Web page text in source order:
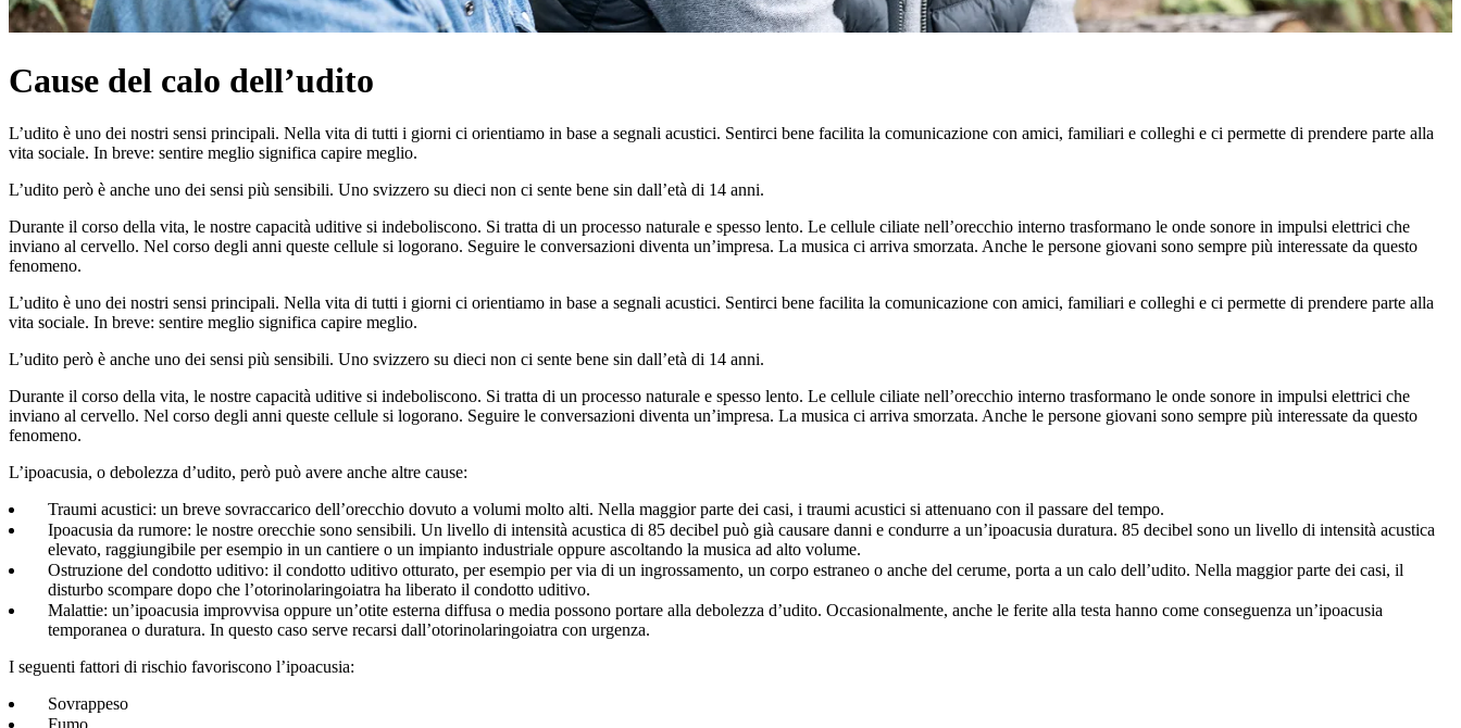
Cause del calo dell’udito
L’udito è uno dei nostri sensi principali. Nella vita di tutti i giorni ci orientiamo in base a segnali acustici. Sentirci bene facilita la comunicazione con amici, familiari e colleghi e ci permette di prendere parte alla
vita sociale. In breve: sentire meglio significa capire meglio.
L’udito però è anche uno dei sensi più sensibili. Uno svizzero su dieci non ci sente bene sin dall’età di 14 anni.
Durante il corso della vita, le nostre capacità uditive si indeboliscono. Si tratta di un processo naturale e spesso lento. Le cellule ciliate nell’orecchio interno trasformano le onde sonore in impulsi elettrici che
inviano al cervello. Nel corso degli anni queste cellule si logorano. Seguire le conversazioni diventa un’impresa. La musica ci arriva smorzata. Anche le persone giovani sono sempre più interessate da questo
fenomeno.
L’udito è uno dei nostri sensi principali. Nella vita di tutti i giorni ci orientiamo in base a segnali acustici. Sentirci bene facilita la comunicazione con amici, familiari e colleghi e ci permette di prendere parte alla
vita sociale. In breve: sentire meglio significa capire meglio.
L’udito però è anche uno dei sensi più sensibili. Uno svizzero su dieci non ci sente bene sin dall’età di 14 anni.
Durante il corso della vita, le nostre capacità uditive si indeboliscono. Si tratta di un processo naturale e spesso lento. Le cellule ciliate nell’orecchio interno trasformano le onde sonore in impulsi elettrici che
inviano al cervello. Nel corso degli anni queste cellule si logorano. Seguire le conversazioni diventa un’impresa. La musica ci arriva smorzata. Anche le persone giovani sono sempre più interessate da questo
fenomeno.
L’ipoacusia, o debolezza d’udito, però può avere anche altre cause:
Traumi acustici: un breve sovraccarico dell’orecchio dovuto a volumi molto alti. Nella maggior parte dei casi, i traumi acustici si attenuano con il passare del tempo.
Ipoacusia da rumore: le nostre orecchie sono sensibili. Un livello di intensità acustica di 85 decibel può già causare danni e condurre a un’ipoacusia duratura. 85 decibel sono un livello di intensità acustica
elevato, raggiungibile per esempio in un cantiere o un impianto industriale oppure ascoltando la musica ad alto volume.
Ostruzione del condotto uditivo: il condotto uditivo otturato, per esempio per via di un ingrossamento, un corpo estraneo o anche del cerume, porta a un calo dell’udito. Nella maggior parte dei casi, il
disturbo scompare dopo che l’otorinolaringoiatra ha liberato il condotto uditivo.
Malattie: un’ipoacusia improvvisa oppure un’otite esterna diffusa o media possono portare alla debolezza d’udito. Occasionalmente, anche le ferite alla testa hanno come conseguenza un’ipoacusia
temporanea o duratura. In questo caso serve recarsi dall’otorinolaringoiatra con urgenza.
I seguenti fattori di rischio favoriscono l’ipoacusia:
Sovrappeso